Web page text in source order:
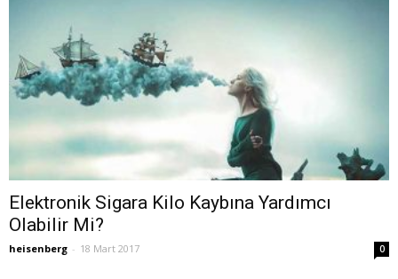
Elektronik Sigara Kilo Kaybına Yardımcı
Olabilir Mi?
heisenberg - 18 Mart 2017 0